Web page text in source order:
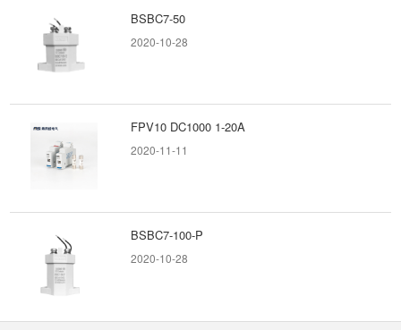
BSBC7-50
2020-10-28
FPV10 DC1000 1-20A
2020-11-11
BSBC7-100-P
2020-10-28